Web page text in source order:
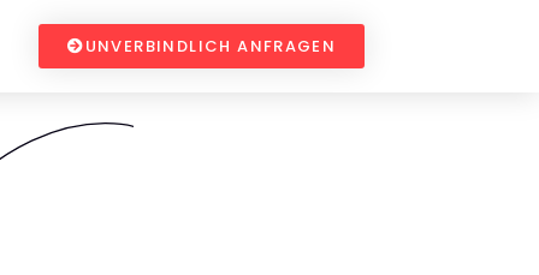
UNVERBINDLICH ANFRAGEN